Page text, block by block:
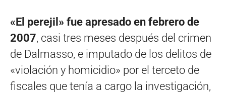
«El perejil» fue apresado en febrero de
2007, casi tres meses después del crimen
de Dalmasso, e imputado de los delitos de
«violación y homicidio» por el terceto de
fiscales que tenía a cargo la investigación,